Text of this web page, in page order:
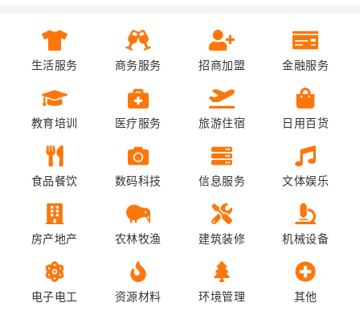
生活服务 商务服务 招商加盟 金融服务
教育培训 医疗服务 旅游住宿 日用百货
食品餐饮 数码科技 信息服务 文体娱乐
房产地产 农林牧渔 建筑装修 机械设备
电子电工 资源材料 环境管理 其他